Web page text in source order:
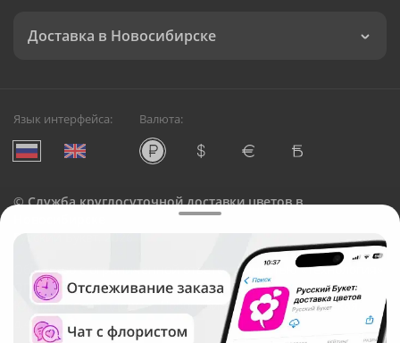
Доставка в Новосибирске
Язык интерфейса: Валюта:
©Служба круглосуточной доставки цветов в
Русский Букет, 2026
Общество с ограниченной ответственностью «Технология»
ОГРН: 1195476081745, ИНН: 5410081997
Юридический адрес: г. Новосибирск, ул. Ипподромская,
д.42, оф. 3